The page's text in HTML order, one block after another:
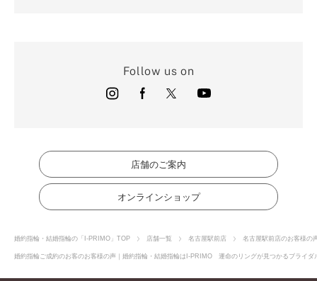
Follow us on
店舗のご案内
オンラインショップ
婚約指輪・結婚指輪の「I-PRIMO」TOP 店舗一覧 名古屋駅前店 名古屋駅前店のお客様の
婚約指輪ご成約のお客のお客様の声｜婚約指輪・結婚指輪はI-PRIMO 運命のリングが見つかるブライ